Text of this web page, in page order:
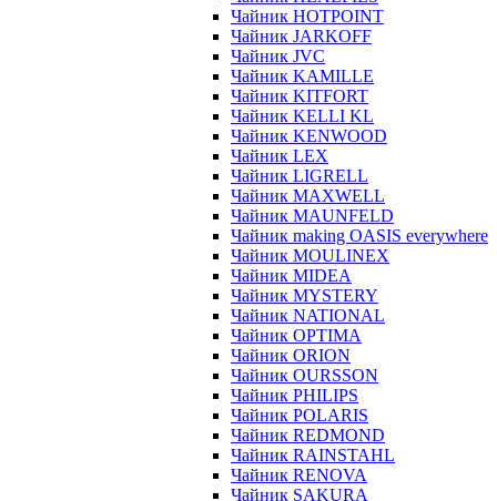
Чайник HOTPOINT
Чайник JARKOFF
Чайник JVC
Чайник KAMILLE
Чайник KITFORT
Чайник KELLI KL
Чайник KENWOOD
Чайник LEX
Чайник LIGRELL
Чайник MAXWELL
Чайник MAUNFELD
Чайник making OASIS everywhere
Чайник MOULINEX
Чайник MIDEA
Чайник MYSTERY
Чайник NATIONAL
Чайник OPTIMA
Чайник ORION
Чайник OURSSON
Чайник PHILIPS
Чайник POLARIS
Чайник REDMOND
Чайник RAINSTAHL
Чайник RENOVA
Чайник SAKURA